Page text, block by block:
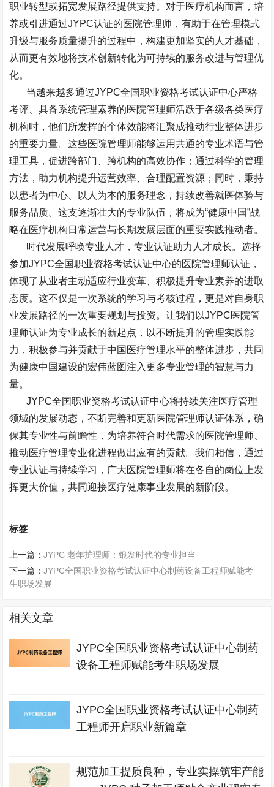
职业转型或拓宽发展路径提供支持。对于医疗机构而言，培
养或引进通过JYPC认证的医院管理师，有助于在管理模式
升级与服务质量提升的过程中，构建更加坚实的人才基础，
从而更有效地将技术创新转化为可持续的服务改进与管理优
化。
当越来越多通过JYPC全国职业资格考试认证中心严格
考评、具备系统管理素养的医院管理师活跃于各级各类医疗
机构时，他们所发挥的个体效能将汇聚成推动行业整体进步
的重要力量。这些医院管理师能够运用共通的专业术语与管
理工具，促进跨部门、跨机构的高效协作；通过科学的管理
方法，助力机构提升运营效率、合理配置资源；同时，秉持
以患者为中心、以人为本的服务理念，持续改善就医体验与
服务品质。这支逐渐壮大的专业队伍，将成为“健康中国”战
略在医疗机构日常运营与长期发展层面的重要实践推动者。
时代发展呼唤专业人才，专业认证助力人才成长。选择
参加JYPC全国职业资格考试认证中心的医院管理师认证，
体现了从业者主动适应行业变革、积极提升专业素养的进取
态度。这不仅是一次系统的学习与考核过程，更是对自身职
业发展路径的一次重要规划与投资。让我们以JYPC医院管
理师认证为专业成长的新起点，以不断提升的管理实践能
力，积极参与并贡献于中国医疗管理水平的整体进步，共同
为健康中国建设的宏伟蓝图注入更多专业管理的智慧与力
量。
JYPC全国职业资格考试认证中心将持续关注医疗管理
领域的发展动态，不断完善和更新医院管理师认证体系，确
保其专业性与前瞻性，为培养符合时代需求的医院管理师、
推动医疗管理专业化进程做出应有的贡献。我们相信，通过
专业认证与持续学习，广大医院管理师将在各自的岗位上发
挥更大价值，共同迎接医疗健康事业发展的新阶段。
标签
上一篇：JYPC 老年护理师：银发时代的专业担当​
下一篇：JYPC全国职业资格考试认证中心制药设备工程师赋能考
生职场发展
相关文章
JYPC全国职业资格考试认证中心制药
设备工程师赋能考生职场发展
JYPC全国职业资格考试认证中心制药
工程师开启职业新篇章
规范加工提质良种，专业实操筑牢产能